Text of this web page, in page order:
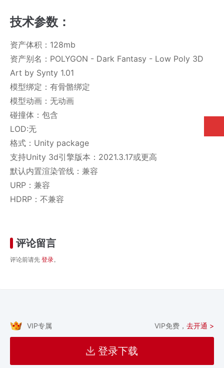
技术参数：
资产体积：128mb
资产别名：POLYGON - Dark Fantasy - Low Poly 3D
Art by Synty 1.01
模型绑定：有骨骼绑定
模型动画：无动画
碰撞体：包含
LOD:无
格式：Unity package
支持Unity 3d引擎版本：2021.3.17或更高
默认内置渲染管线：兼容
URP：兼容
HDRP：不兼容
评论留言
评论前请先 登录。
VIP专属 VIP免费， 去开通 >
登录下载